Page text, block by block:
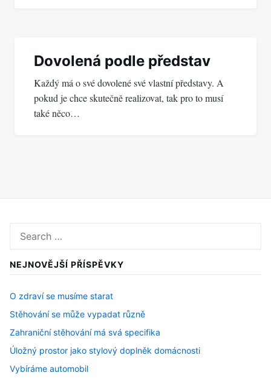
Dovolená podle představ
Každý má o své dovolené své vlastní představy. A
pokud je chce skutečně realizovat, tak pro to musí
také něco…
for:
NEJNOVĚJŠÍ PŘÍSPĚVKY
O zdraví se musíme starat
Stěhování se může vypadat různě
Zahraniční stěhování má svá specifika
Úložný prostor jako stylový doplněk domácnosti
Vybíráme automobil